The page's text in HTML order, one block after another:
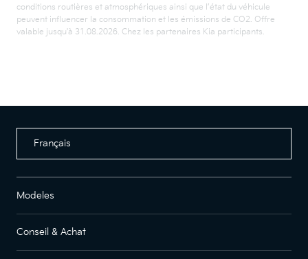
conditions routières et atmosphériques ainsi que l’état du véhicule
peuvent influencer la consommation et les émissions de CO2. Offre
valable jusqu'à 31.08.2026. Chez les partenaires Kia participants.
Français
Modeles
Conseil & Achat